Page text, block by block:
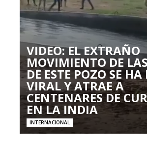
VIDEO: EL EXTRAÑO
MOVIMIENTO DE
DE ESTE POZO SE HA
VIRAL Y ATRAE A
CENTENARES DE
EN LA INDIA
INTERNACIONAL